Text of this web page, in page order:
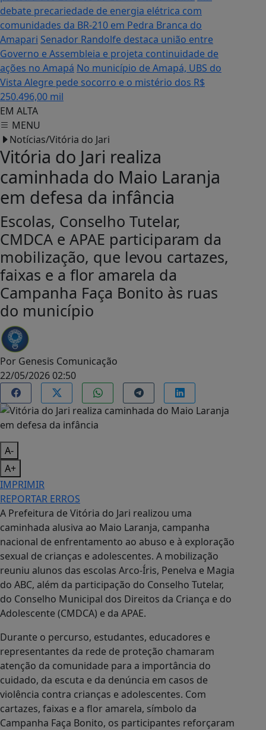
debate precariedade de energia elétrica com
comunidades da BR-210 em Pedra Branca do
Amapari Senador Randolfe destaca união entre
Governo e Assembleia e projeta continuidade de
ações no Amapá No município de Amapá, UBS do
Vista Alegre pede socorro e o mistério dos R$
250.496,00 mil
EM ALTA
MENU
Notícias/Vitória do Jari
Vitória do Jari realiza
caminhada do Maio Laranja
em defesa da infância
Escolas, Conselho Tutelar,
CMDCA e APAE participaram da
mobilização, que levou cartazes,
faixas e a flor amarela da
Campanha Faça Bonito às ruas
do município
Por Genesis Comunicação
22/05/2026 02:50
A-
A+
IMPRIMIR
REPORTAR ERROS
A Prefeitura de Vitória do Jari realizou uma
caminhada alusiva ao Maio Laranja, campanha
nacional de enfrentamento ao abuso e à exploração
sexual de crianças e adolescentes. A mobilização
reuniu alunos das escolas Arco-Íris, Penelva e Magia
do ABC, além da participação do Conselho Tutelar,
do Conselho Municipal dos Direitos da Criança e do
Adolescente (CMDCA) e da APAE.
Durante o percurso, estudantes, educadores e
representantes da rede de proteção chamaram
atenção da comunidade para a importância do
cuidado, da escuta e da denúncia em casos de
violência contra crianças e adolescentes. Com
cartazes, faixas e a flor amarela, símbolo da
Campanha Faça Bonito, os participantes reforçaram